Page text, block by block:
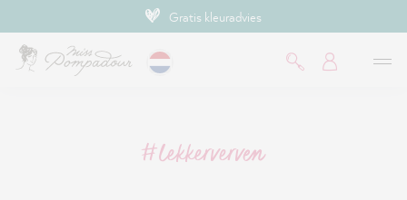
Gratis kleuradvies
#lekkerverven